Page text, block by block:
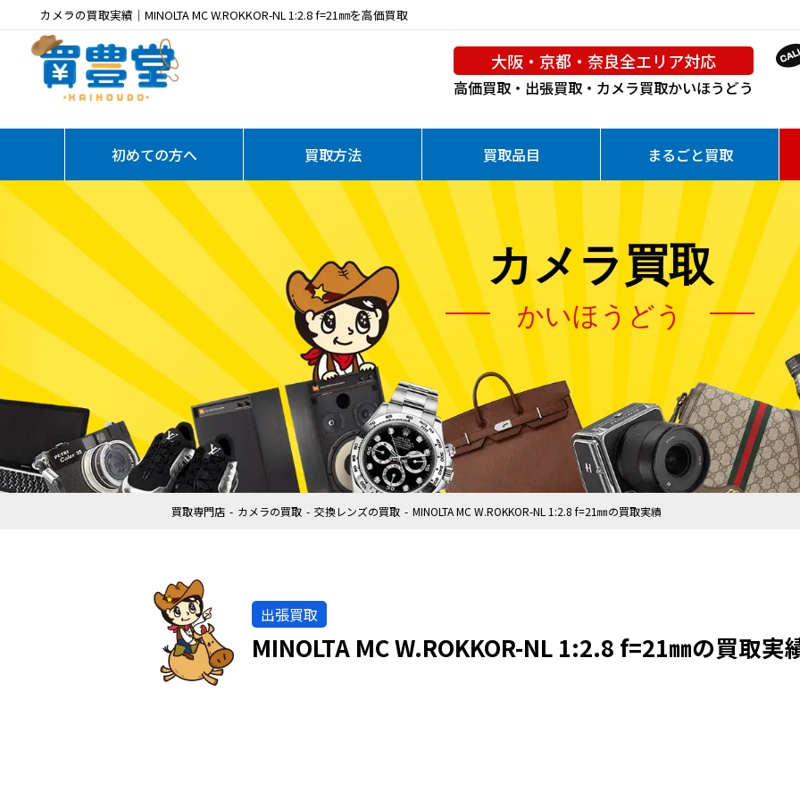
カメラの買取実績｜MINOLTA MC W.ROKKOR-NL 1:2.8 f=21㎜を高価買取
大阪・京都・奈良全エリア対応
高価買取・出張買取・カメラ買取かいほうどう
初めての方へ 買取方法 買取品目 まるごと買取
カメラ買取
かいほうどう
買取専門店 カメラの買取 交換レンズの買取 MINOLTA MC W.ROKKOR-NL 1:2.8 f=21㎜の買取実績
出張買取
MINOLTA MC W.ROKKOR-NL 1:2.8 f=21㎜の買取実